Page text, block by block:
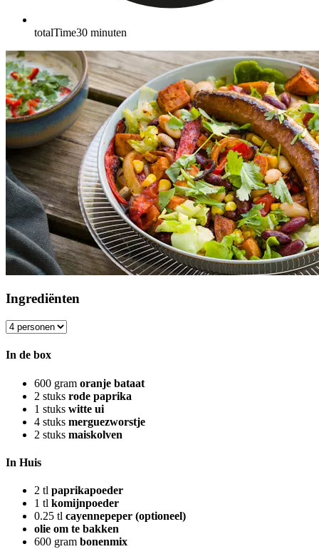
totalTime30 minuten
Ingrediënten
In de box
600 gram oranje bataat
2 stuks rode paprika
1 stuks witte ui
4 stuks merguezworstje
2 stuks maiskolven
In Huis
2 tl paprikapoeder
1 tl komijnpoeder
0.25 tl cayennepeper (optioneel)
olie om te bakken
600 gram bonenmix